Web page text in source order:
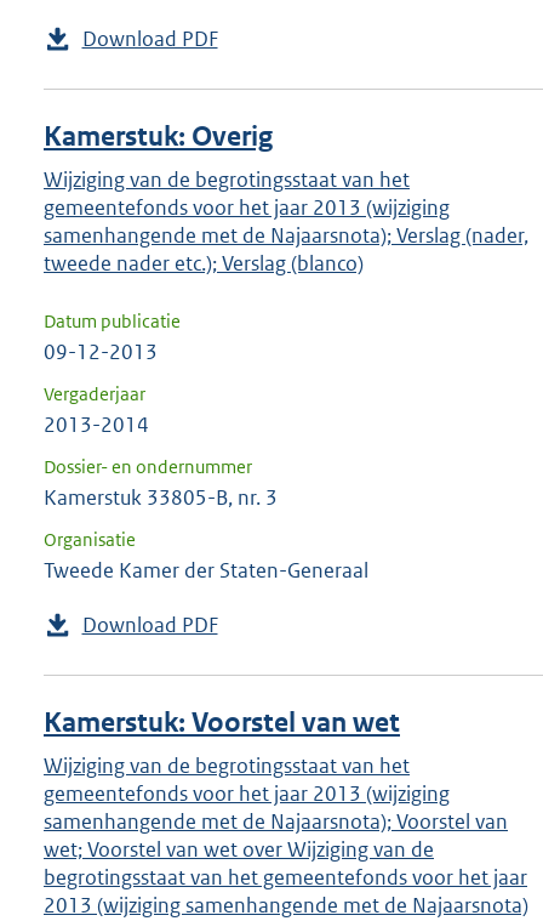
Download PDF
Kamerstuk: Overig
Wijziging van de begrotingsstaat van het
gemeentefonds voor het jaar 2013 (wijziging
samenhangende met de Najaarsnota); Verslag (nader,
tweede nader etc.); Verslag (blanco)
Datum publicatie
09-12-2013
Vergaderjaar
2013-2014
Dossier- en ondernummer
Kamerstuk 33805-B, nr. 3
Organisatie
Tweede Kamer der Staten-Generaal
Download PDF
Kamerstuk: Voorstel van wet
Wijziging van de begrotingsstaat van het
gemeentefonds voor het jaar 2013 (wijziging
samenhangende met de Najaarsnota); Voorstel van
wet; Voorstel van wet over Wijziging van de
begrotingsstaat van het gemeentefonds voor het jaar
2013 (wijziging samenhangende met de Najaarsnota)